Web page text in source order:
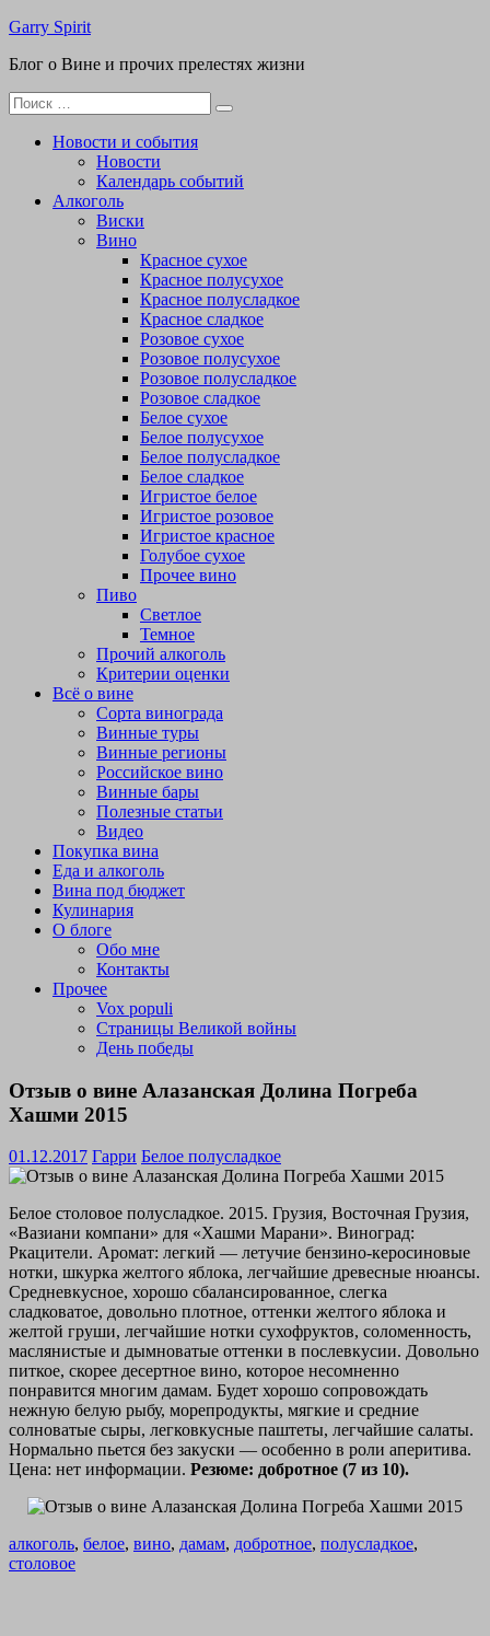
Перейти
содержимому
Garry Spirit
Блог о Вине и прочих прелестях жизни
Поиск
для:
Новости и события
Новости
Календарь событий
Алкоголь
Виски
Вино
Красное сухое
Красное полусухое
Красное полусладкое
Красное сладкое
Розовое сухое
Розовое полусухое
Розовое полусладкое
Розовое сладкое
Белое сухое
Белое полусухое
Белое полусладкое
Белое сладкое
Игристое белое
Игристое розовое
Игристое красное
Голубое сухое
Прочее вино
Пиво
Светлое
Темное
Прочий алкоголь
Критерии оценки
Всё о вине
Сорта винограда
Винные туры
Винные регионы
Российское вино
Винные бары
Полезные статьи
Видео
Покупка вина
Еда и алкоголь
Вина под бюджет
Кулинария
О блоге
Обо мне
Контакты
Прочее
Vox populi
Страницы Великой войны
День победы
Отзыв о вине Алазанская Долина Погреба
Хашми 2015
01.12.2017 Гарри Белое полусладкое
Белое столовое полусладкое. 2015. Грузия, Восточная Грузия,
«Вазиани компани» для «Хашми Марани». Виноград:
Ркацители. Аромат: легкий — летучие бензино-керосиновые
нотки, шкурка желтого яблока, легчайшие древесные нюансы.
Средневкусное, хорошо сбалансированное, слегка
сладковатое, довольно плотное, оттенки желтого яблока и
желтой груши, легчайшие нотки сухофруктов, соломенность,
маслянистые и дымноватые оттенки в послевкусии. Довольно
питкое, скорее десертное вино, которое несомненно
понравится многим дамам. Будет хорошо сопровождать
нежную белую рыбу, морепродукты, мягкие и средние
солноватые сыры, легковкусные паштеты, легчайшие салаты.
Нормально пьется без закуски — особенно в роли аперитива.
Цена: нет информации. Резюме: добротное (7 из 10).
алкоголь, белое, вино, дамам, добротное, полусладкое,
столовое